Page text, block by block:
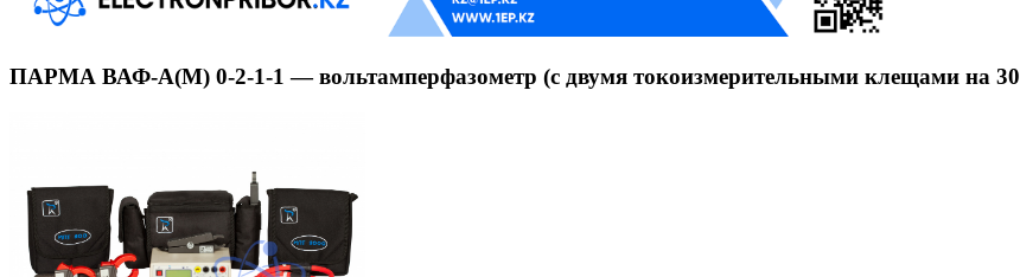
ПАРМА ВАФ-А(М) 0-2-1-1 — вольтамперфазометр (с двумя токоизмерительными клещами на